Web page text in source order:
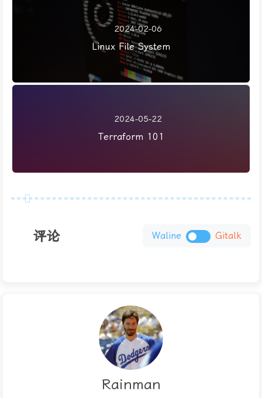
2024-02-06
Linux File System
2024-05-22
Terraform 101
评论 Waline Gitalk
Rainman